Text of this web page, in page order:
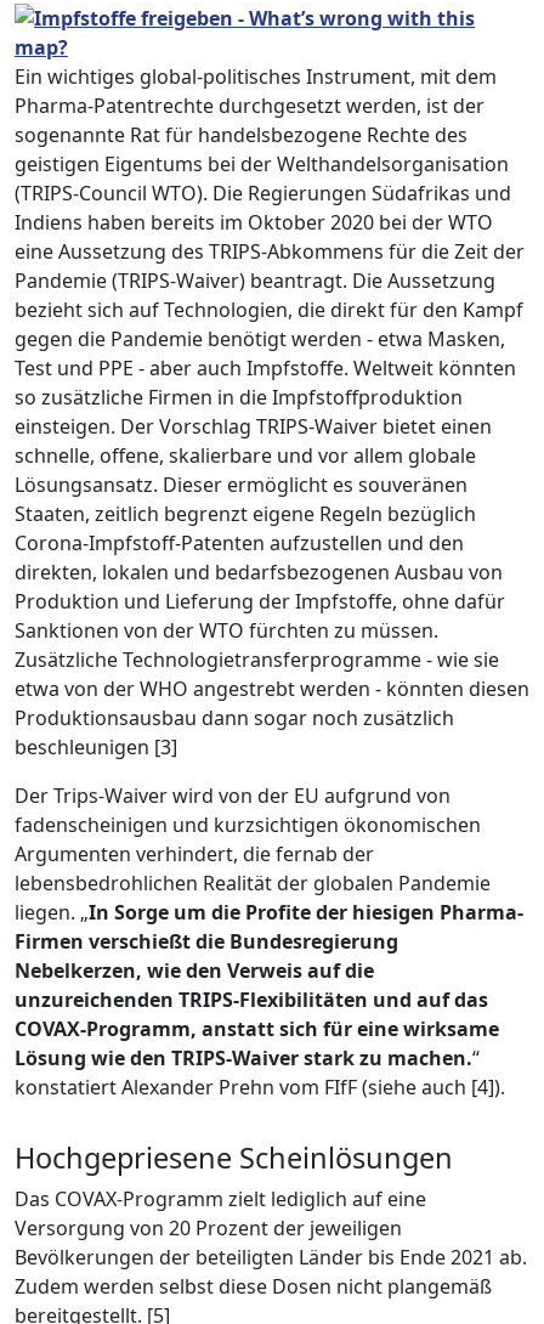
Ein wichtiges global-politisches Instrument, mit dem
Pharma-Patentrechte durchgesetzt werden, ist der
sogenannte Rat für handelsbezogene Rechte des
geistigen Eigentums bei der Welthandelsorganisation
(TRIPS-Council WTO). Die Regierungen Südafrikas und
Indiens haben bereits im Oktober 2020 bei der WTO
eine Aussetzung des TRIPS-Abkommens für die Zeit der
Pandemie (TRIPS-Waiver) beantragt. Die Aussetzung
bezieht sich auf Technologien, die direkt für den Kampf
gegen die Pandemie benötigt werden - etwa Masken,
Test und PPE - aber auch Impfstoffe. Weltweit könnten
so zusätzliche Firmen in die Impfstoffproduktion
einsteigen. Der Vorschlag TRIPS-Waiver bietet einen
schnelle, offene, skalierbare und vor allem globale
Lösungsansatz. Dieser ermöglicht es souveränen
Staaten, zeitlich begrenzt eigene Regeln bezüglich
Corona-Impfstoff-Patenten aufzustellen und den
direkten, lokalen und bedarfsbezogenen Ausbau von
Produktion und Lieferung der Impfstoffe, ohne dafür
Sanktionen von der WTO fürchten zu müssen.
Zusätzliche Technologietransferprogramme - wie sie
etwa von der WHO angestrebt werden - könnten diesen
Produktionsausbau dann sogar noch zusätzlich
beschleunigen [3]
Der Trips-Waiver wird von der EU aufgrund von
fadenscheinigen und kurzsichtigen ökonomischen
Argumenten verhindert, die fernab der
lebensbedrohlichen Realität der globalen Pandemie
liegen. „In Sorge um die Profite der hiesigen Pharma-
Firmen verschießt die Bundesregierung
Nebelkerzen, wie den Verweis auf die
unzureichenden TRIPS-Flexibilitäten und auf das
COVAX-Programm, anstatt sich für eine wirksame
Lösung wie den TRIPS-Waiver stark zu machen.“
konstatiert Alexander Prehn vom FIfF (siehe auch [4]).
Hochgepriesene Scheinlösungen
Das COVAX-Programm zielt lediglich auf eine
Versorgung von 20 Prozent der jeweiligen
Bevölkerungen der beteiligten Länder bis Ende 2021 ab.
Zudem werden selbst diese Dosen nicht plangemäß
bereitgestellt. [5]